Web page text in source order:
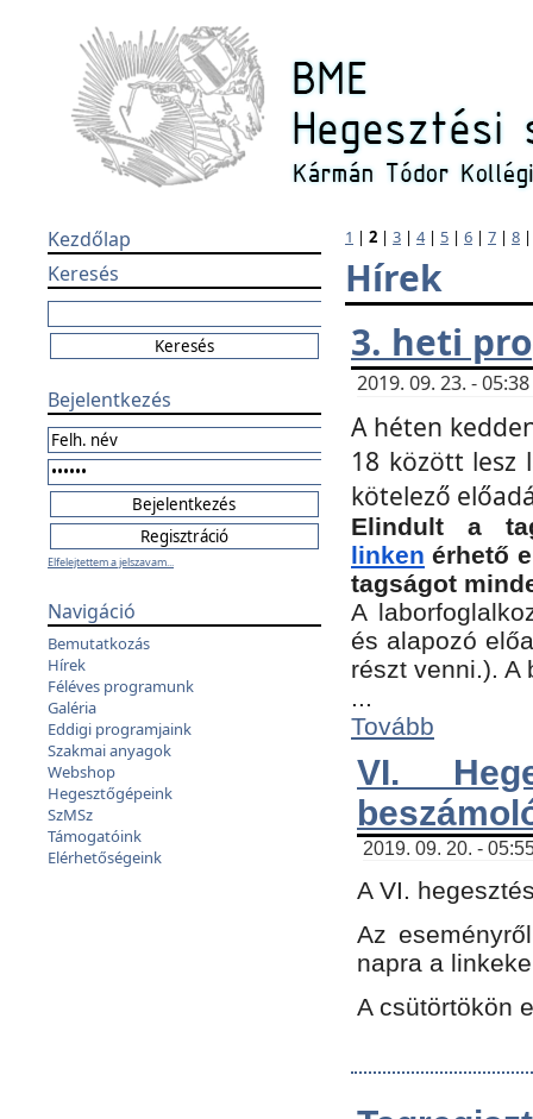
Kezdőlap
Keresés
Bejelentkezés
Elfelejtettem a jelszavam...
Navigáció
Bemutatkozás
Hírek
Féléves programunk
Galéria
Eddigi programjaink
Szakmai anyagok
Webshop
Hegesztőgépeink
SzMSz
Támogatóink
Elérhetőségeink
1 | 2 | 3 | 4| 5 | 6 | 7 | 8
Hírek
3. heti
2019. 09. 23. -
A héten
18 között lesz
kötelező
Elindult a
linken érhető
tagságot
A
és alapozó
részt venni.).
...
Tovább
VI.
2019. 09. 20. -
A VI.
Az
napra a
A csütörtökön